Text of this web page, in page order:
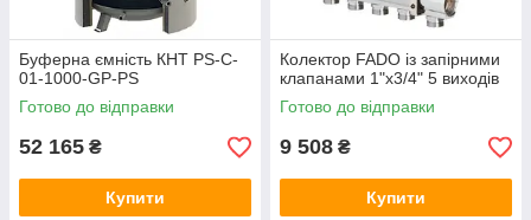
Буферна ємність КНТ PS-C-
01-1000-GP-PS
Готово до відправки
52 165 ₴
Купити
Колектор FADO із запірними
клапанами 1"х3/4" 5 виходів
Готово до відправки
9 508 ₴
Купити